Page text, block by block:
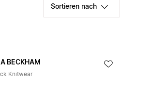
Sortieren nach
BECKHAM
Knitwear